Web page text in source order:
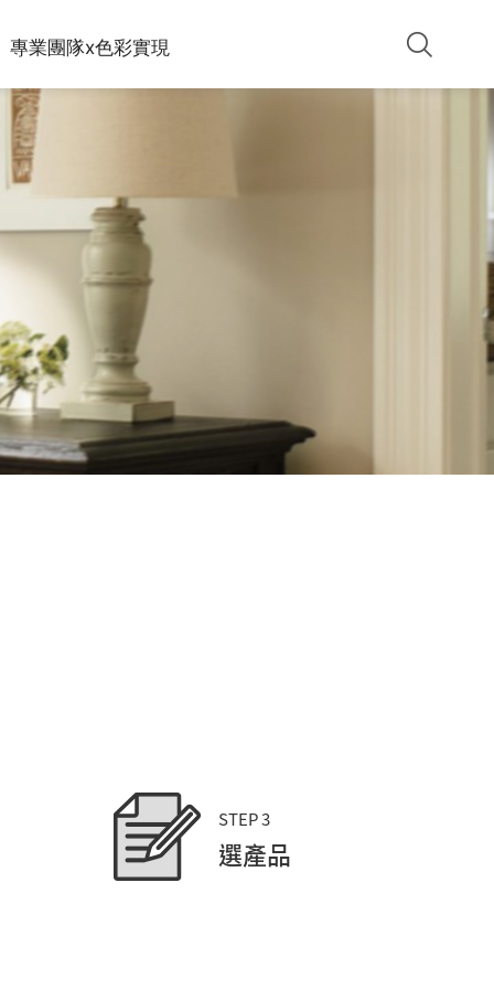
致⼒於為我們的客⼾提供創新、有效、安全的產品，將
對環境的影響降⾄最低，只提供無甲醛、零/低VOC的
⽔性環保乳膠漆，並得到多項的第三⽅認證，達到綠⾊
承諾。
施工步驟：一道底漆 ＋ 兩道面漆
施工方式：滾塗施作、噴塗施作
精選設計師作品與色號運用，透過真實場景示範，協助
你想像塗料上牆後的效果，找到最貼近理想的色彩方
專業團隊x色彩實現
STEP 3
選產品